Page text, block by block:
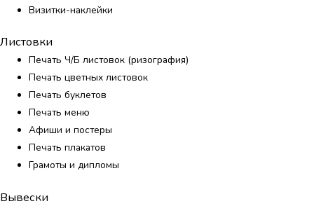
Визитки-наклейки
Листовки
Печать Ч/Б листовок (ризография)
Печать цветных листовок
Печать буклетов
Печать меню
Афиши и постеры
Печать плакатов
Грамоты и дипломы
Вывески